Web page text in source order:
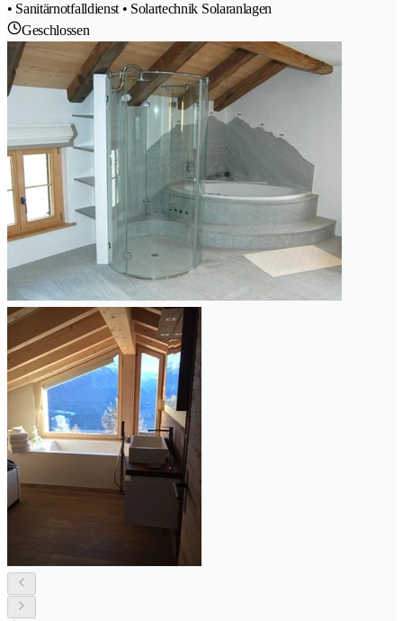
• Sanitärnotfalldienst • Solartechnik Solaranlagen
Geschlossen